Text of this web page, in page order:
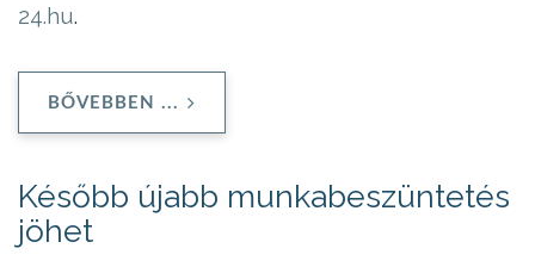
24.hu.
BŐVEBBEN ...
Később újabb munkabeszüntetés
jöhet